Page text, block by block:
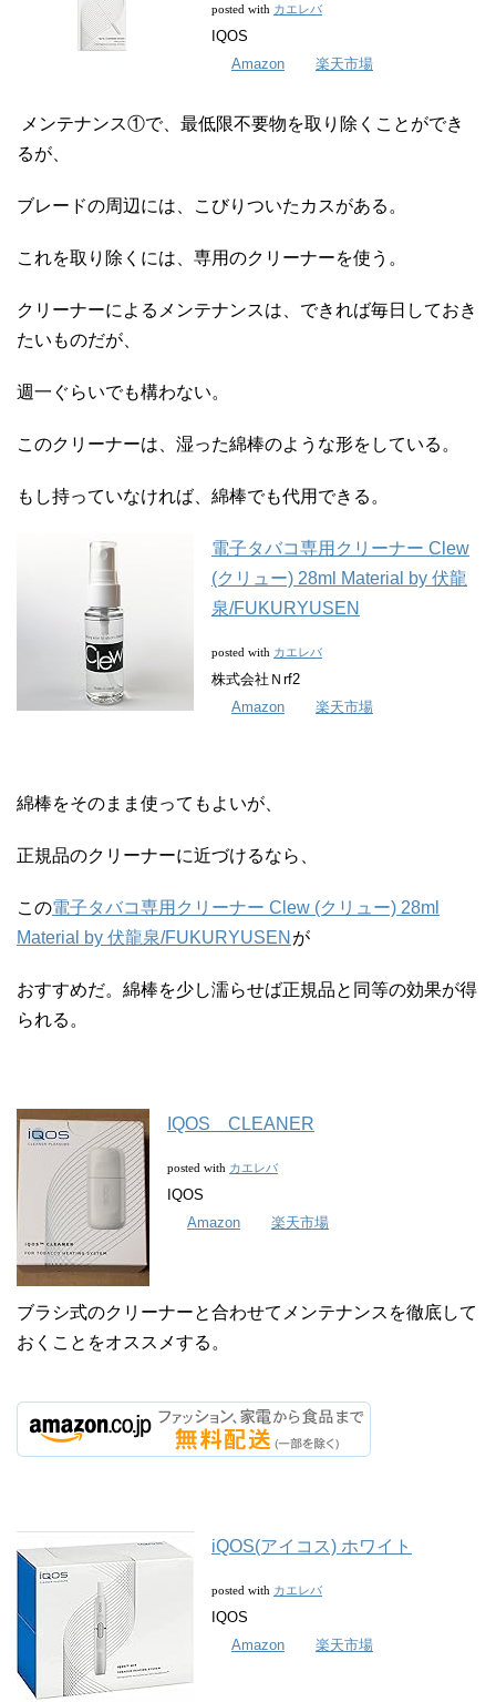
posted with カエレバ
IQOS
Amazon
楽天市場
メンテナンス①で、最低限不要物を取り除くことができ
るが、
ブレードの周辺には、こびりついたカスがある。
これを取り除くには、専用のクリーナーを使う。
クリーナーによるメンテナンスは、できれば毎日しておき
たいものだが、
週一ぐらいでも構わない。
このクリーナーは、湿った綿棒のような形をしている。
もし持っていなければ、綿棒でも代用できる。
電子タバコ専用クリーナー Clew
(クリュー) 28ml Material by 伏龍
泉/FUKURYUSEN
posted with カエレバ
株式会社Ｎrf2
Amazon
楽天市場
綿棒をそのまま使ってもよいが、
正規品のクリーナーに近づけるなら、
この電子タバコ専用クリーナー Clew (クリュー) 28ml
Material by 伏龍泉/FUKURYUSEN が
おすすめだ。綿棒を少し濡らせば正規品と同等の効果が得
られる。
IQOS CLEANER
posted with カエレバ
IQOS
Amazon
楽天市場
ブラシ式のクリーナーと合わせてメンテナンスを徹底して
おくことをオススメする。
iQOS(アイコス) ホワイト
posted with カエレバ
IQOS
Amazon
楽天市場